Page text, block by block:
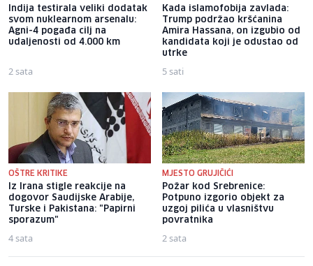
Indija testirala veliki dodatak
svom nuklearnom arsenalu:
Agni-4 pogađa cilj na
udaljenosti od 4.000 km
2 sata
Kada islamofobija zavlada:
Trump podržao kršćanina
Amira Hassana, on izgubio od
kandidata koji je odustao od
utrke
5 sati
OŠTRE KRITIKE
Iz Irana stigle reakcije na
dogovor Saudijske Arabije,
Turske i Pakistana: "Papirni
sporazum"
4 sata
MJESTO GRUJIČIĆI
Požar kod Srebrenice:
Potpuno izgorio objekt za
uzgoj pilića u vlasništvu
povratnika
2 sata